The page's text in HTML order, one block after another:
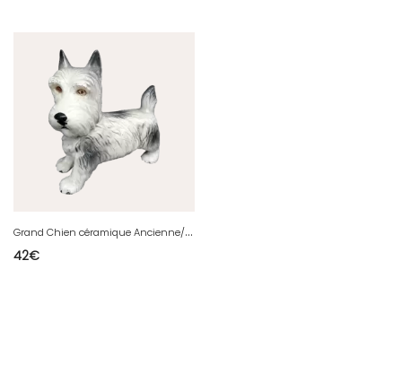
G
rand Chien céramique Ancienne/scottish terrier/old Céramique dog/black and white
42€